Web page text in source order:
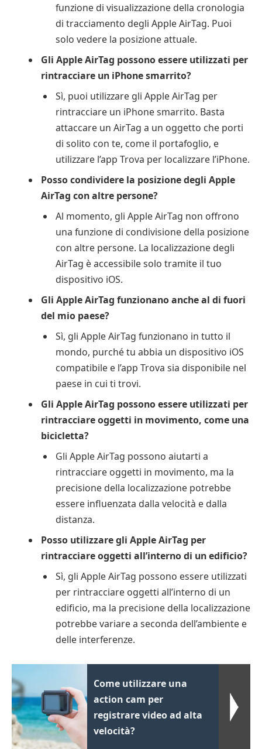
funzione di visualizzazione della cronologia
di tracciamento degli Apple AirTag. Puoi
solo vedere la posizione attuale.
Gli Apple AirTag possono essere utilizzati per
rintracciare un iPhone smarrito?
Sì, puoi utilizzare gli Apple AirTag per
rintracciare un iPhone smarrito. Basta
attaccare un AirTag a un oggetto che porti
di solito con te, come il portafoglio, e
utilizzare l’app Trova per localizzare l’iPhone.
Posso condividere la posizione degli Apple
AirTag con altre persone?
Al momento, gli Apple AirTag non offrono
una funzione di condivisione della posizione
con altre persone. La localizzazione degli
AirTag è accessibile solo tramite il tuo
dispositivo iOS.
Gli Apple AirTag funzionano anche al di fuori
del mio paese?
Sì, gli Apple AirTag funzionano in tutto il
mondo, purché tu abbia un dispositivo iOS
compatibile e l’app Trova sia disponibile nel
paese in cui ti trovi.
Gli Apple AirTag possono essere utilizzati per
rintracciare oggetti in movimento, come una
bicicletta?
Gli Apple AirTag possono aiutarti a
rintracciare oggetti in movimento, ma la
precisione della localizzazione potrebbe
essere influenzata dalla velocità e dalla
distanza.
Posso utilizzare gli Apple AirTag per
rintracciare oggetti all’interno di un edificio?
Sì, gli Apple AirTag possono essere utilizzati
per rintracciare oggetti all’interno di un
edificio, ma la precisione della localizzazione
potrebbe variare a seconda dell’ambiente e
delle interferenze.
Come utilizzare una
action cam per
registrare video ad alta
velocità?